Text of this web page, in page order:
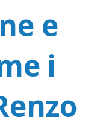
e
i